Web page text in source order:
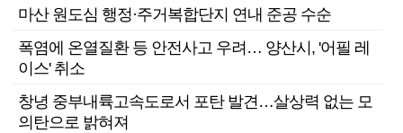
마산 원도심 행정·주거복합단지 연내 준공 수순
폭염에 온열질환 등 안전사고 우려… 양산시, '어필 레
이스' 취소
창녕 중부내륙고속도로서 포탄 발견…살상력 없는 모
의탄으로 밝혀져